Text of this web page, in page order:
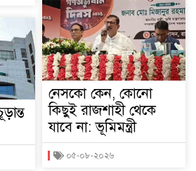
নেসকো কেন, কোনো
কিছুই রাজশাহী থেকে
যাবে না: ভূমিমন্ত্রী
০৫-০৮-২০২৬